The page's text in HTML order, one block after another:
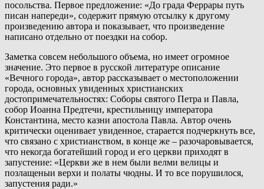
посольства. Первое предложение: «До града Феррары путь
писан напереди», содержит прямую отсылку к другому
произведению автора и показывает, что произведение
написано отдельно от поездки на собор.
Заметка совсем небольшого объема, но имеет огромное
значение. Это первое в русской литературе описание
«Вечного города», автор рассказывает о местоположении
города, основных увиденных христианских
достопримечательностях: Соборы святого Петра и Павла,
собор Иоанна Предтечи, крестильницу императора
Константина, место казни апостола Павла. Автор очень
критически оценивает увиденное, старается подчеркнуть все,
что связано с христианством, в конце же – разочаровывается,
что некогда богатейший город и его церкви приходят в
запустение: «Церкви же в нем были велми велицы и
позлащеныи верхи и полаты чюдны. И то все порушилося,
запустения ради.»